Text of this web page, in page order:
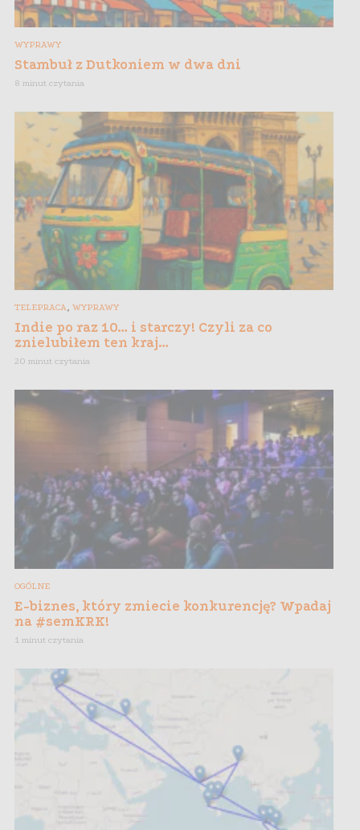
WYPRAWY
Stambuł z Dutkoniem w dwa dni
8 minut czytania
TELEPRACA, WYPRAWY
Indie po raz 10… i starczy! Czyli za co
znielubiłem ten kraj…
20 minut czytania
OGÓLNE
E-biznes, który zmiecie konkurencję? Wpadaj
na #semKRK!
1 minut czytania